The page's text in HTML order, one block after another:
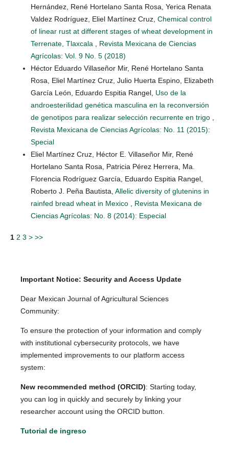
Hernández, René Hortelano Santa Rosa, Yerica Renata
Valdez Rodríguez, Eliel Martínez Cruz, Chemical control
of linear rust at different stages of wheat development in
Terrenate, Tlaxcala , Revista Mexicana de Ciencias
Agrícolas: Vol. 9 No. 5 (2018)
Héctor Eduardo Villaseñor Mir, René Hortelano Santa
Rosa, Eliel Martínez Cruz, Julio Huerta Espino, Elizabeth
García León, Eduardo Espitia Rangel, Uso de la
androesterilidad genética masculina en la reconversión
de genotipos para realizar selección recurrente en trigo ,
Revista Mexicana de Ciencias Agrícolas: No. 11 (2015):
Special
Eliel Martínez Cruz, Héctor E. Villaseñor Mir, René
Hortelano Santa Rosa, Patricia Pérez Herrera, Ma.
Florencia Rodríguez García, Eduardo Espitia Rangel,
Roberto J. Peña Bautista, Allelic diversity of glutenins in
rainfed bread wheat in Mexico , Revista Mexicana de
Ciencias Agrícolas: No. 8 (2014): Especial
1 2 3 > >>
Important Notice: Security and Access Update
Dear Mexican Journal of Agricultural Sciences
Community:
To ensure the protection of your information and comply
with institutional cybersecurity protocols, we have
implemented improvements to our platform access
system:
New recommended method (ORCID): Starting today,
you can log in quickly and securely by linking your
researcher account using the ORCID button.
Tutorial de ingreso